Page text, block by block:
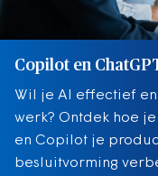
Copilot en
Wil je AI effectief
werk? Ontdek hoe
en Copilot je
besluitvorming